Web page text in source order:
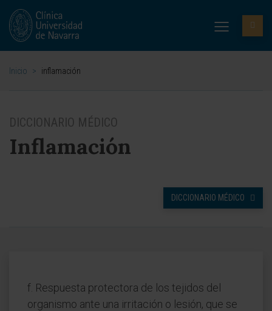
Inicio > inflamación
DICCIONARIO MÉDICO
Inflamación
DICCIONARIO MÉDICO
f. Respuesta protectora de los tejidos del
organismo ante una irritación o lesión, que se